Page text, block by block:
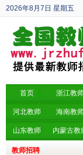
2026年8月7日 星期五
丙午年 六月廿五
首页 浙江教
河北教师 海南教
山东教师 内蒙古教
教师招聘